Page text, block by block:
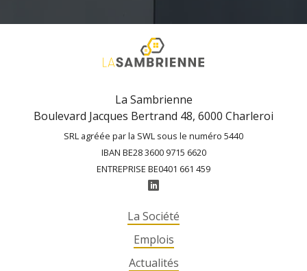
La Sambrienne
Boulevard Jacques Bertrand 48, 6000 Charleroi
SRL agréée par la SWL sous le numéro 5440
IBAN BE28 3600 9715 6620
ENTREPRISE BE0401 661 459
La Société
Emplois
Actualités